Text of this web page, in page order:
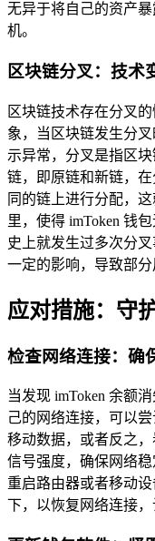
无异于将自己的资产
机。
区块链分叉：技术
区块链技术存在分叉
象，当区块链发生分
示异常，分叉是指区
链，即原链和新链，
同的链上进行分配，
里，使得 imToken 钱
史上就发生过多次分
一定的影响，导致部分
应对措施：守
检查网络连接：确
当发现 imToken 余额
己的网络连接，可以
移动数据，或者反之
信号强度，确保网络
重启路由器或者移动
下，以恢复网络连接